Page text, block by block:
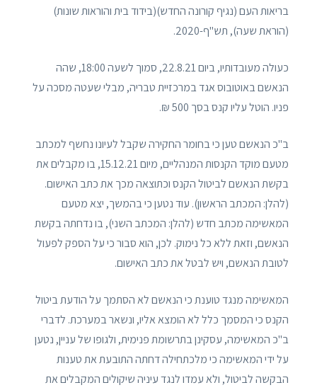
בריאות העם (נגיף קורונה החדש)(בידוד בית והוראות שונות)
(הוראת שעה), תש"ף-2020.
כעולה מעובדותיו, ביום 22.8.21, סמוך לשעה 18:00, שהה
הנאשם באוטובוס אגד במרכזיית טבריה, מבלי שעטה מסכה על
פניו. הוטל עליו קנס בסך 500 ₪.
ב"כ הנאשם טען כי בחומר החקירה שקבל לעיונו נחשף למכתב
מטעם מוקד הקנסות המנהליים, מיום 15.12.21, בו מקבלים את
בקשת הנאשם לביטול הקנס וכתוצאה מכך את כתב האישום.
(להלן: המכתב הראשון). עוד נטען כי בהמשך, יצא מטעם
המאשימה מכתב חדש (להלן: המכתב השני), בו נדחתה בקשת
הנאשם, וזאת ללא כל נימוק. לכן, הוא סבור כי על הספק לפעול
לטובת הנאשם, ויש לבטל את כתב האישום.
המאשימה מנגד טוענת כי הנאשם לא הסתמך על הודעת ביטול
הקנס כי המסמך כלל לא הומצא אליו, ונשאר במערכת. לדברי
ב"כ המאשימה, עסקינן בתרשומת פנימית, ולגופו של עניין, נטען
על ידי המאשימה כי מלכתחילה דחתה התובעת את טענות
הבקשה לביטול, ולא עמדו לנגד עיניה שיקולים המקבלים את